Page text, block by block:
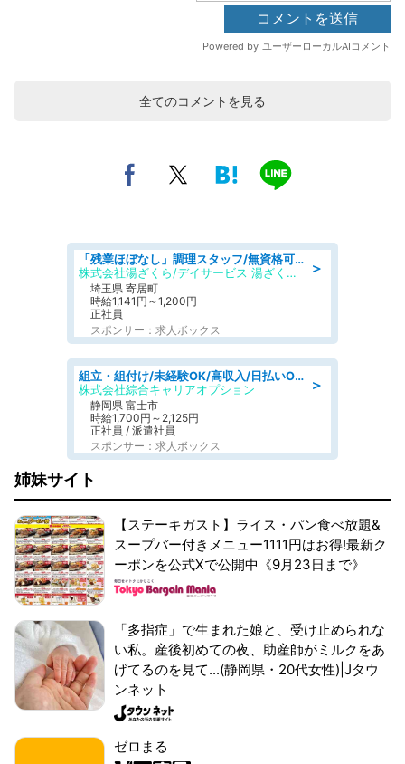
全てのコメントを見る
＞
「残業ほぼなし」調理スタッフ/無資格可/正職員/日勤のみ/デイサービス/社会保障完備
株式会社湯ざくら/デイサービス 湯ざくらケアリゾート
埼玉県 寄居町
時給1,141円～1,200円
正社員
スポンサー：求人ボックス
＞
組立・組付け/未経験OK/高収入/日払いOK/寮費無料/交替制
株式会社綜合キャリアオプション
静岡県 富士市
時給1,700円～2,125円
正社員 / 派遣社員
スポンサー：求人ボックス
姉妹サイト
【ステーキガスト】ライス・パン食べ放題&
スープバー付きメニュー1111円はお得!最新ク
ーポンを公式Xで公開中《9月23日まで》
「多指症」で生まれた娘と、受け止められな
い私。産後初めての夜、助産師がミルクをあ
げてるのを見て...(静岡県・20代女性)|Jタウ
ンネット
ゼロまる